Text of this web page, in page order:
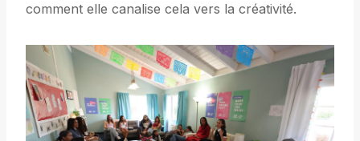
comment elle canalise cela vers la créativité.